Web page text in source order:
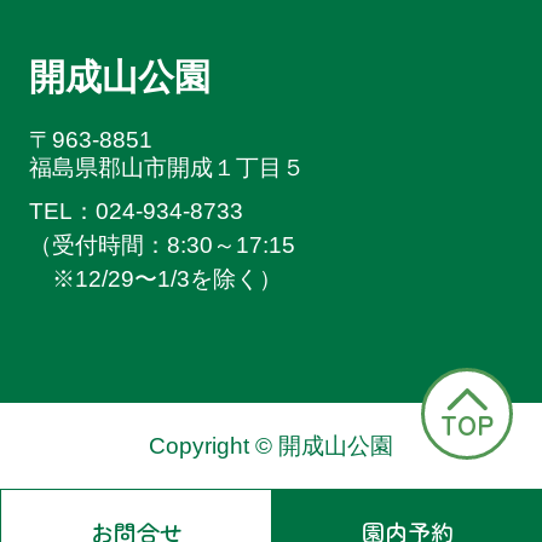
お問合せ 園内予約
TOP
開成山公園
〒963-8851
福島県郡山市開成１丁目５
TEL：024-934-8733
（受付時間：8:30～17:15
※12/29〜1/3を除く）
Copyright © 開成山公園